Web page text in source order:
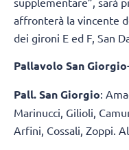
affronterà la vincente
dei gironi E ed F, San
Pallavolo San
Pall. San Giorgio:
Marinucci, Gilioli,
Arfini, Cossali, Zoppi.